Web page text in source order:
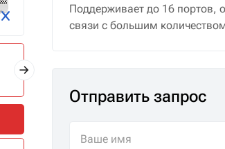
Поддерживает до 16 портов,
связи с большим
Отправить запрос